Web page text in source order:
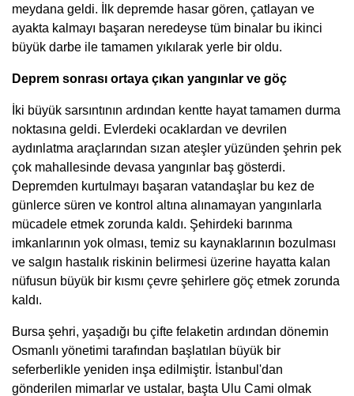
meydana geldi. İlk depremde hasar gören, çatlayan ve
ayakta kalmayı başaran neredeyse tüm binalar bu ikinci
büyük darbe ile tamamen yıkılarak yerle bir oldu.
Deprem sonrası ortaya çıkan yangınlar ve göç
İki büyük sarsıntının ardından kentte hayat tamamen durma
noktasına geldi. Evlerdeki ocaklardan ve devrilen
aydınlatma araçlarından sızan ateşler yüzünden şehrin pek
çok mahallesinde devasa yangınlar baş gösterdi.
Depremden kurtulmayı başaran vatandaşlar bu kez de
günlerce süren ve kontrol altına alınamayan yangınlarla
mücadele etmek zorunda kaldı. Şehirdeki barınma
imkanlarının yok olması, temiz su kaynaklarının bozulması
ve salgın hastalık riskinin belirmesi üzerine hayatta kalan
nüfusun büyük bir kısmı çevre şehirlere göç etmek zorunda
kaldı.
Bursa şehri, yaşadığı bu çifte felaketin ardından dönemin
Osmanlı yönetimi tarafından başlatılan büyük bir
seferberlikle yeniden inşa edilmiştir. İstanbul'dan
gönderilen mimarlar ve ustalar, başta Ulu Cami olmak